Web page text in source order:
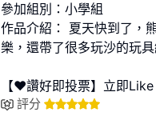
參加組別：小學組
作品介紹： 夏天快到了，
樂，還帶了很多玩沙的玩具
【❤️讚好即投票】立即
評分